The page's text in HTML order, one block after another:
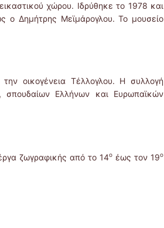
χώρου. Ιδρύθηκε το 1978 και
ο Δημήτρης Μεϊμάρογλου. Το μουσείο
οικογένεια Τέλλογλου. Η συλλογή
σπουδαίων Ελλήνων και Ευρωπαϊκών
ζωγραφικής από το 14ο έως τον 19ο